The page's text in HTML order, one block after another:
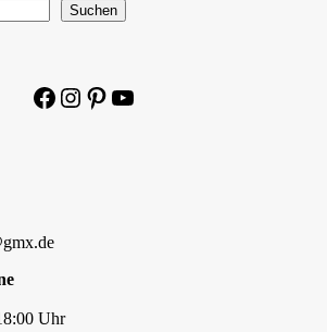
Suchen
Facebook
Instagram
Pinterest
YouTube
Uhr